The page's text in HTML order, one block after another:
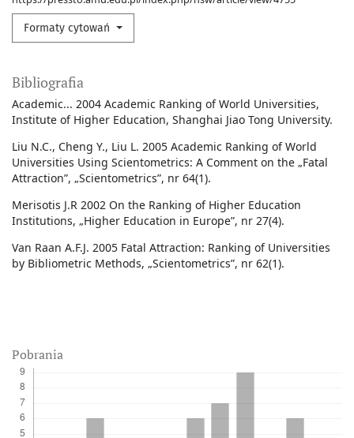
Formaty cytowań
Pobrania
Bibliografia
Academic... 2004 Academic Ranking of World Universities,
Institute of Higher Education, Shanghai Jiao Tong University.
Liu N.C., Cheng Y., Liu L. 2005 Academic Ranking of World
Universities Using Scientometrics: A Comment on the „Fatal
Attraction”, „Scientometrics”, nr 64(1).
Merisotis J.R 2002 On the Ranking of Higher Education
Institutions, „Higher Education in Europe”, nr 27(4).
Van Raan A.F.J. 2005 Fatal Attraction: Ranking of Universities
by Bibliometric Methods, „Scientometrics”, nr 62(1).